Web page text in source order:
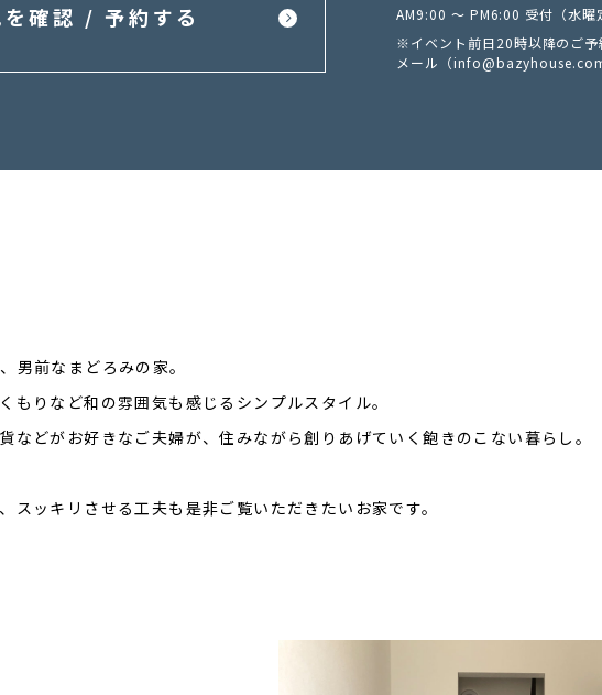
確認 / 予約する
AM9:00 ～ PM6:00 受付（水曜
※イベント前日20時以降のご予
メール（
男前なまどろみの家。
もりなど和の雰囲気も感じるシンプルスタイル。
などがお好きなご夫婦が、住みながら創りあげていく飽きのこない暮らし。
スッキリさせる工夫も是非ご覧いただきたいお家です。